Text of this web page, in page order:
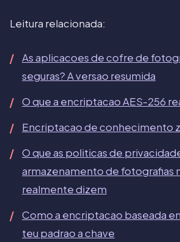
Leitura relacionada:
As aplicacoes de cofre de
seguras? A versao resumida
O que a encriptacao AES-256
Encriptacao de conhecimento
O que as politicas de
armazenamento de fotografias
realmente dizem
Como a encriptacao baseada
teu padrao a chave